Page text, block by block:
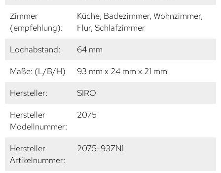
Zimmer
(empfehlung):
Küche, Badezimmer, Wohnzimmer,
Flur, Schlafzimmer
Lochabstand:
64 mm
Maße: (L/B/H)
93 mm x 24 mm x 21 mm
Hersteller:
SIRO
Hersteller
Modellnummer:
2075
Hersteller
Artikelnummer:
2075-93ZN1